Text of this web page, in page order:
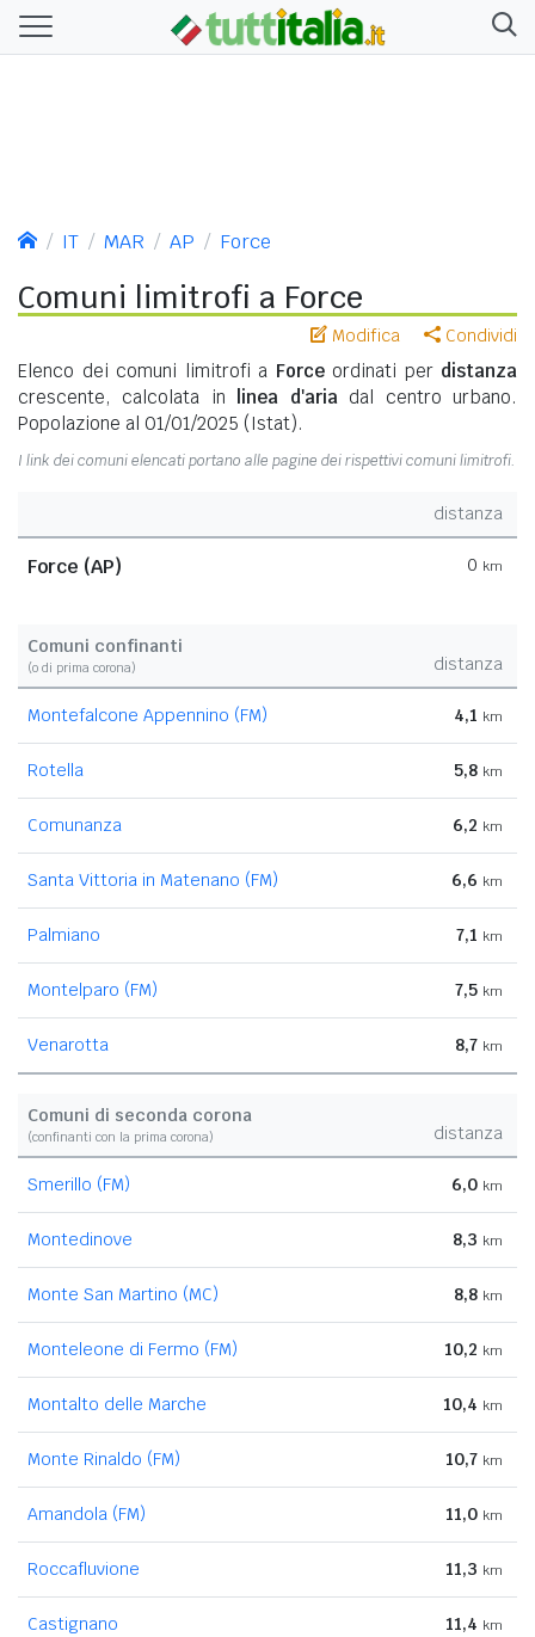
IT MAR AP Force
Comuni limitrofi a Force
Modifica Condividi
Elenco dei comuni limitrofi a Forceordinati per distanza
crescente, calcolata in
linea d'aria dal centro urbano.
Popolazione al 01/01/2025 (Istat).
I link dei comuni elencati portano alle pagine dei rispettivi comuni limitrofi.
distanza
Force (AP) 0 km
Comuni confinanti
(o di prima corona) distanza
Montefalcone Appennino (FM) 4,1 km
Rotella 5,8 km
Comunanza 6,2 km
Santa Vittoria in Matenano (FM) 6,6 km
Palmiano 7,1 km
Montelparo (FM) 7,5 km
Venarotta 8,7 km
Comuni di seconda corona
(confinanti con la prima corona) distanza
Smerillo (FM) 6,0 km
Montedinove 8,3 km
Monte San Martino (MC) 8,8 km
Monteleone di Fermo (FM) 10,2 km
Montalto delle Marche 10,4 km
Monte Rinaldo (FM) 10,7 km
Amandola (FM) 11,0 km
Roccafluvione 11,3 km
Castignano 11,4 km